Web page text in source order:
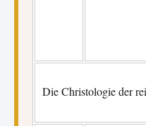
Die Christologie der